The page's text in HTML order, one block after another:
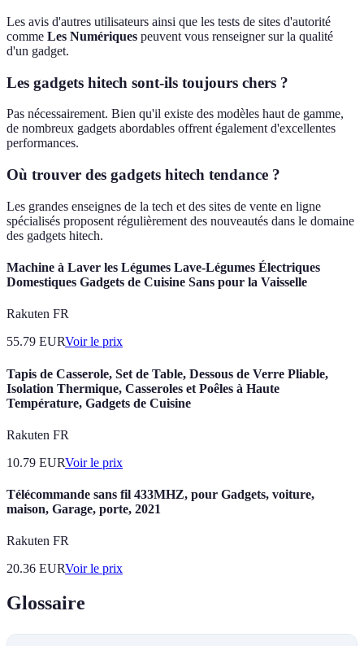
Les avis d'autres utilisateurs ainsi que les tests de sites d'autorité
comme Les Numériques peuvent vous renseigner sur la qualité
d'un gadget.
Les gadgets hitech sont-ils toujours chers ?
Pas nécessairement. Bien qu'il existe des modèles haut de gamme,
de nombreux gadgets abordables offrent également d'excellentes
performances.
Où trouver des gadgets hitech tendance ?
Les grandes enseignes de la tech et des sites de vente en ligne
spécialisés proposent régulièrement des nouveautés dans le domaine
des gadgets hitech.
Machine à Laver les Légumes Lave-Légumes Électriques
Domestiques Gadgets de Cuisine Sans pour la Vaisselle
Rakuten FR
55.79 EURVoir le prix
Tapis de Casserole, Set de Table, Dessous de Verre Pliable,
Isolation Thermique, Casseroles et Poêles à Haute
Température, Gadgets de Cuisine
Rakuten FR
10.79 EURVoir le prix
Télécommande sans fil 433MHZ, pour Gadgets, voiture,
maison, Garage, porte, 2021
Rakuten FR
20.36 EURVoir le prix
Glossaire